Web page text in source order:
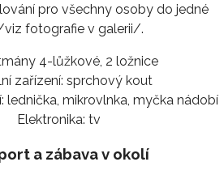
pro všechny osoby do jedné
fotografie v galerii/.
4-lůžkové, 2 ložnice
zařízení: sprchový kout
lednička, mikrovlnka, myčka nádobí
Elektronika: tv
a zábava v okolí